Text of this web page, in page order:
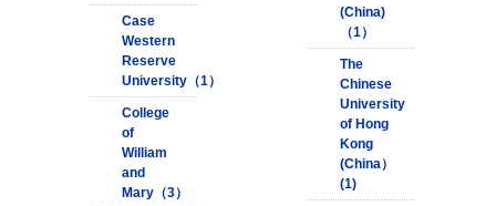
Case
Western
Reserve
University（1）
College
of
William
and
Mary（3）
(China)
（1）
The
Chinese
University
of Hong
Kong
(China）
(1)